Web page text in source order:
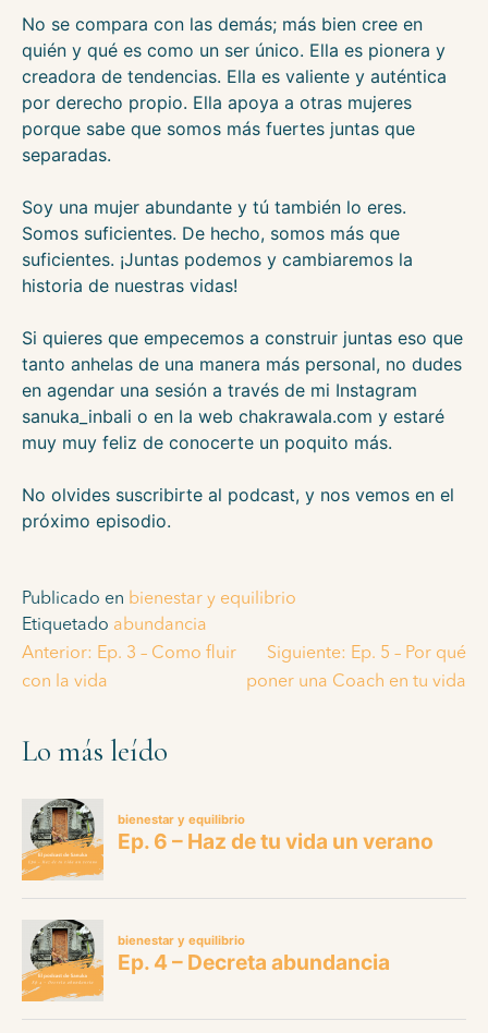
No se compara con las demás; más bien cree en
quién y qué es como un ser único. Ella es pionera y
creadora de tendencias. Ella es valiente y auténtica
por derecho propio. Ella apoya a otras mujeres
porque sabe que somos más fuertes juntas que
separadas.
Soy una mujer abundante y tú también lo eres.
Somos suficientes. De hecho, somos más que
suficientes. ¡Juntas podemos y cambiaremos la
historia de nuestras vidas!
Si quieres que empecemos a construir juntas eso que
tanto anhelas de una manera más personal, no dudes
en agendar una sesión a través de mi Instagram
sanuka_inbali o en la web chakrawala.com y estaré
muy muy feliz de conocerte un poquito más.
No olvides suscribirte al podcast, y nos vemos en el
próximo episodio.
Publicado en bienestar y equilibrio
Etiquetado abundancia
Anterior: Ep. 3 – Como fluir
con la vida
Siguiente: Ep. 5 – Por qué
poner una Coach en tu vida
Lo más leído